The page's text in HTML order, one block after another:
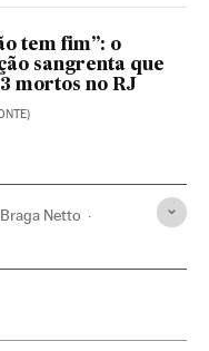
tem fim”: o
sangrenta que
mortos no RJ
Netto